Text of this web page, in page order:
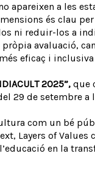
apareixen a les
és clau
ni reduir-los a
avaluació,
eficaç i
2025”, que
29 de setembre a
com un bé
Layers of
en la